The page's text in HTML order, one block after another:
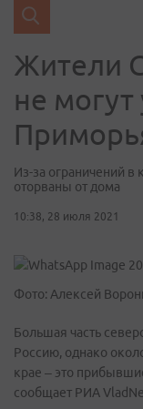
Жители
не могут
Из-за ограничений в
оторваны от дома
10:38, 28 июля 2021
Фото: Алексей
Большая часть
Россию, однако
крае – это
сообщает РИА